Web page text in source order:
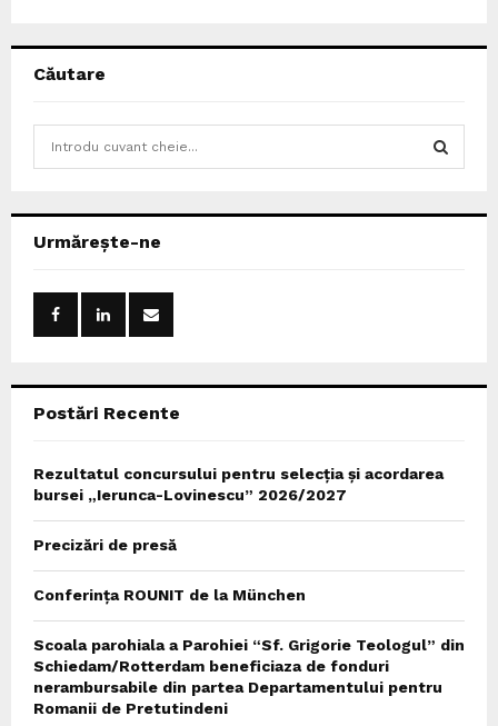
Căutare
h
Urmărește-ne
Postări Recente
Rezultatul concursului pentru selecția și acordarea
bursei „Ierunca-Lovinescu” 2026/2027
Precizări de presă
Conferința ROUNIT de la München
Scoala parohiala a Parohiei “Sf. Grigorie Teologul” din
Schiedam/Rotterdam beneficiaza de fonduri
nerambursabile din partea Departamentului pentru
Romanii de Pretutindeni